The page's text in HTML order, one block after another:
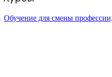
Обучение для смены